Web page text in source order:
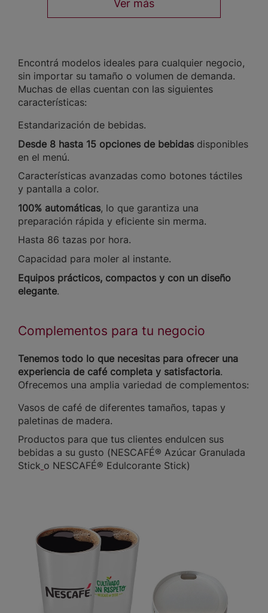
Ver más
Encontrá modelos ideales para cualquier negocio,
sin importar su tamaño o volumen de demanda.
Muchas de ellas cuentan con las siguientes
características:
Estandarización de bebidas.
Desde 8 hasta 15 opciones de bebidas disponibles
en el menú.
Características avanzadas como botones táctiles
y pantalla a color.
100% automáticas, lo que garantiza una
preparación rápida y eficiente sin merma.
Hasta 86 tazas por hora.
Capacidad para moler al instante.
Equipos prácticos, compactos y con un diseño
elegante.
Complementos para tu negocio
Tenemos todo lo que necesitas para ofrecer una
experiencia de café completa y satisfactoria.
Ofrecemos una amplia variedad de complementos:
Vasos de café de diferentes tamaños, tapas y
paletinas de madera.
Productos para que tus clientes endulcen sus
bebidas a su gusto (NESCAFÉ® Azúcar Granulada
Stick o NESCAFÉ® Edulcorante Stick)